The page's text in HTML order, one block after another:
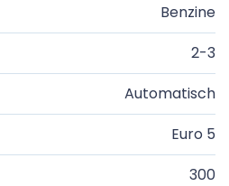
Benzine
2-3
Automatisch
Euro 5
300